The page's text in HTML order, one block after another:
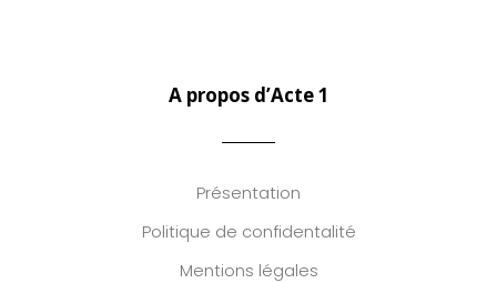
A propos d’Acte 1
Présentation
Politique de confidentalité
Mentions légales